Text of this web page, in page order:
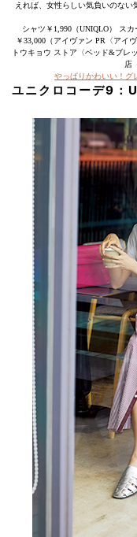
えれば、女性らしい気負いのな
シャツ￥1,990（UNIQLO） ス
￥33,000（アイヴァン PR〈アイ
トウキョウ ストア〈ベッド&ブレ
店
やっぱりかわいい！グ
ユニクロコーデ9：